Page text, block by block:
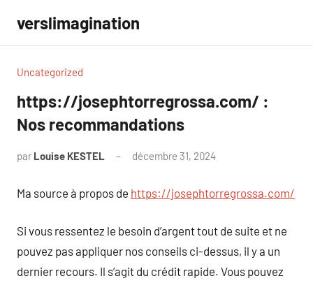
contenu
verslimagination
Uncategorized
https://josephtorregrossa.com/ :
Nos recommandations
par Louise KESTEL décembre 31, 2024
Ma source à propos de https://josephtorregrossa.com/
Si vous ressentez le besoin d’argent tout de suite et ne
pouvez pas appliquer nos conseils ci-dessus, il y a un
dernier recours. Il s’agit du crédit rapide. Vous pouvez